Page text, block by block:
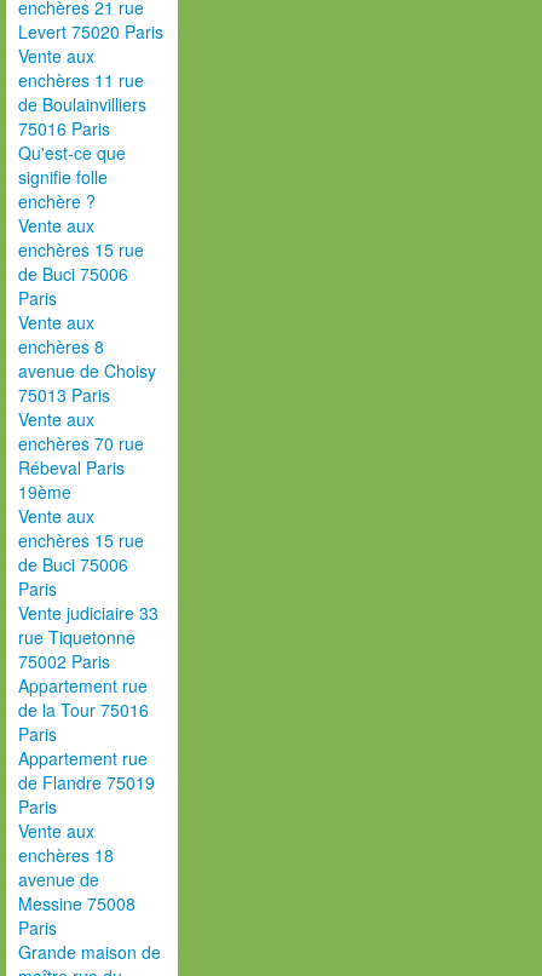
enchères 21 rue
Levert 75020 Paris
Vente aux
enchères 11 rue
de Boulainvilliers
75016 Paris
Qu'est-ce que
signifie folle
enchère ?
Vente aux
enchères 15 rue
de Buci 75006
Paris
Vente aux
enchères 8
avenue de Choisy
75013 Paris
Vente aux
enchères 70 rue
Rébeval Paris
19ème
Vente aux
enchères 15 rue
de Buci 75006
Paris
Vente judiciaire 33
rue Tiquetonne
75002 Paris
Appartement rue
de la Tour 75016
Paris
Appartement rue
de Flandre 75019
Paris
Vente aux
enchères 18
avenue de
Messine 75008
Paris
Grande maison de